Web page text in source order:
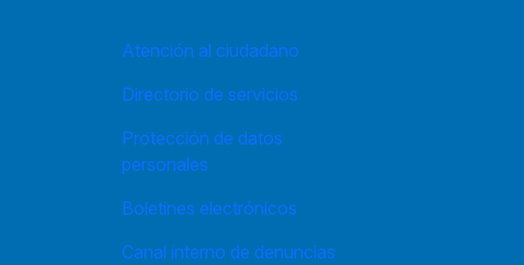
Atención al ciudadano
Directorio de servicios
Protección de datos
personales
Boletines electrónicos
Canal interno de denuncias